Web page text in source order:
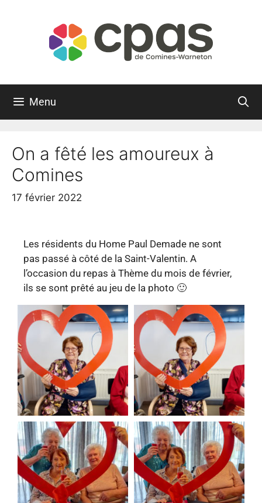
Menu
On a fêté les amoureux à
Comines
17 février 2022
Les résidents du Home Paul Demade ne sont
pas passé à côté de la Saint-Valentin. A
l’occasion du repas à Thème du mois de février,
ils se sont prêté au jeu de la photo 🙂